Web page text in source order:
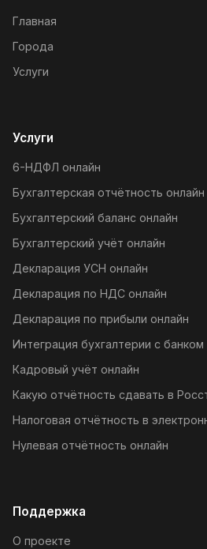
Главная
Города
Услуги
Услуги
6-НДФЛ онлайн
Бухгалтерская отчётность онлайн
Бухгалтерский баланс онлайн
Бухгалтерский учёт онлайн
Декларация УСН онлайн
Декларация по НДС онлайн
Декларация по прибыли онлайн
Интеграция бухгалтерии с банком
Кадровый учёт онлайн
Какую отчётность сдавать в
Налоговая отчётность в
Нулевая отчётность онлайн
Поддержка
О проекте